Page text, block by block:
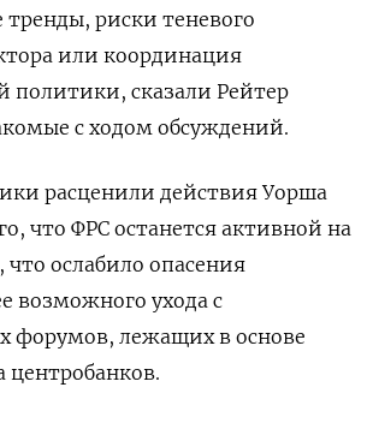
риски ​теневого
или координация
политики, сказали Рейтер
с ходом обсуждений.
расценили ​действия Уорша
что ФРС останется активной на
ослабило опасения
возможного ‌ухода с
форумов, лежащих в основе
центробанков.